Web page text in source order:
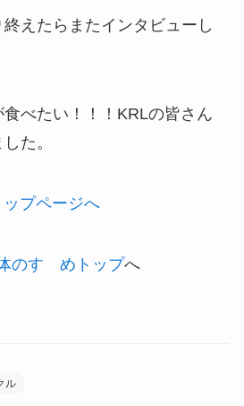
えたらまたインタビューし
べたい！！！KRLの皆さん
た。
ップページへ
のすゝめトップへ
ル